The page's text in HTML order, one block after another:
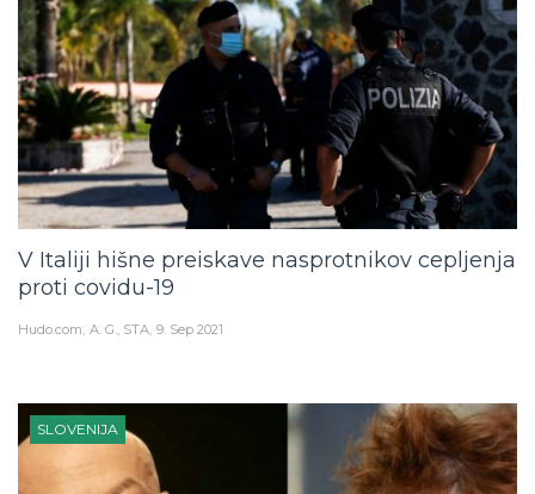
V Italiji hišne preiskave nasprotnikov cepljenja
proti covidu-19
Hudo.com A. G., STA 9. Sep 2021
SLOVENIJA